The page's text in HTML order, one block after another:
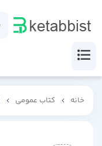
خانه کتاب عمومی